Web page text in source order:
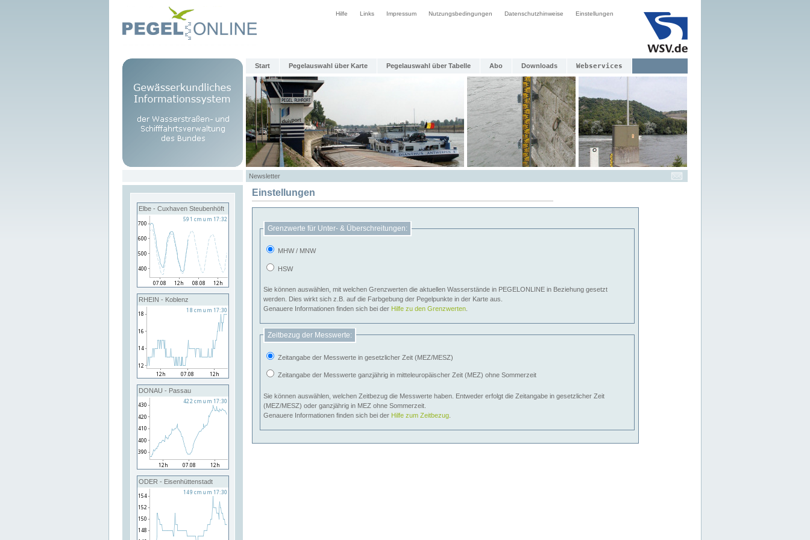
Hilfe Links Impressum Nutzungsbedingungen Datenschutzhinweise Einstellungen
Start Pegelauswahl über Karte Pegelauswahl über Tabelle Abo Downloads Webservices
Newsletter
Elbe - Cuxhaven Steubenhöft
RHEIN - Koblenz
DONAU - Passau
ODER - Eisenhüttenstadt
Einstellungen
Grenzwerte für Unter- & Überschreitungen:
MHW / MNW
HSW
Sie können auswählen, mit welchen Grenzwerten die aktuellen Wasserstände in PEGELONLINE in Beziehung gesetzt
werden. Dies wirkt sich z.B. auf die Farbgebung der Pegelpunkte in der Karte aus.
Genauere Informationen finden sich bei der Hilfe zu den Grenzwerten
Zeitbezug der Messwerte:
Zeitangabe der Messwerte in gesetzlicher Zeit (MEZ/MESZ)
Zeitangabe der Messwerte ganzjährig in mitteleuropäischer Zeit (MEZ) ohne Sommerzeit
Sie können auswählen, welchen Zeitbezug die Messwerte haben. Entweder erfolgt die Zeitangabe in gesetzlicher Zeit
(MEZ/MESZ) oder ganzjährig in MEZ ohne Sommerzeit.
Genauere Informationen finden sich bei der Hilfe zum Zeitbezug